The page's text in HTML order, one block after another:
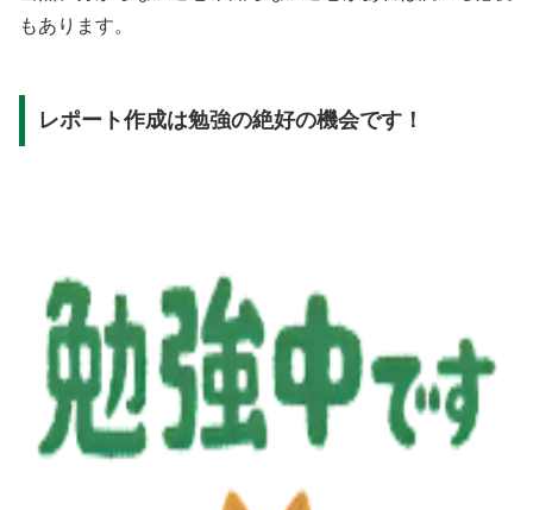
もあります。
レポート作成は勉強の絶好の機会です！